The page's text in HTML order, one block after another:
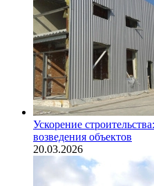
Ускорение
возведения объектов
20.03.2026